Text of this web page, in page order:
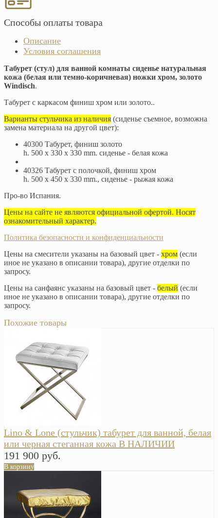
Способы оплаты товара
Описание
Условия соглашения
Табурет (стул) для ванной комнаты сиденье натуральная
кожа (белая или темно-коричневая) ножки хром, золото
Windisch.
Табурет с каркасом финиш хром или золото..
Варианты стульчика из наличия (сиденье съемное, возможна
замена материала на другой цвет):
40300 Табурет, финиш золото
h. 500 х 330 x 330 mm. сиденье - белая кожа
40326 Табурет с полочкой, финиш хром
h. 500 x 450 x 330 mm., сиденье - рыжая кожа
Про-во Испания.
Цены на сайте не являются официальной офертой. Носят
ознакомительный характер.
Политика безопасности и конфиденциальности
Цены на смесители указаны на базовый цвет - хром (если
иное не указано в описании товара), другие отделки по
запросу.
Цены на санфаянс указаны на базовый цвет - белый (если
иное не указано в описании товара), другие отделки по
запросу.
Похожие товары
Lino & Lone (стульчик) табурет для ванной, белая
или черная стеганная кожа В НАЛИЧИИ
191 900 руб.
В корзину